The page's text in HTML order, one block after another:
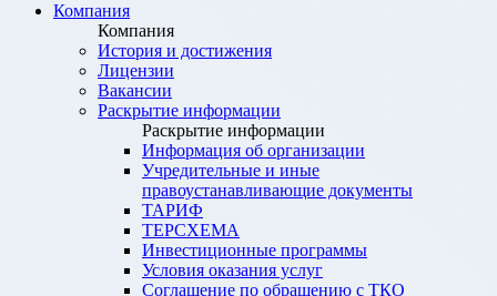
Компания
Компания
История и достижения
Лицензии
Вакансии
Раскрытие информации
Раскрытие информации
Информация об организации
Учредительные и иные
правоустанавливающие документы
ТАРИФ
ТЕРСХЕМА
Инвестиционные программы
Условия оказания услуг
Соглашение по обращению с ТКО